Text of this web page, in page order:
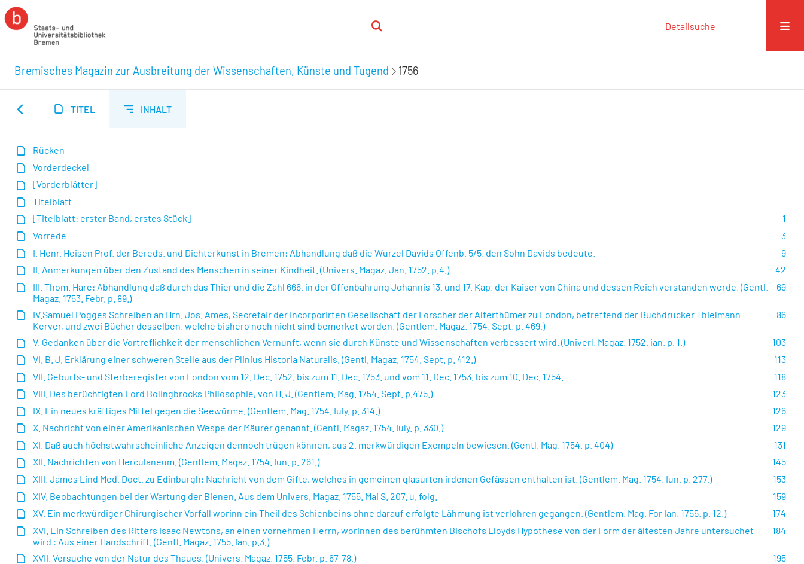
Detailsuche
Bremisches Magazin zur Ausbreitung der Wissenschaften, Künste und Tugend 1756
TITEL INHALT
Rücken
Vorderdeckel
[Vorderblätter]
Titelblatt
1
[Titelblatt: erster Band, erstes Stück]
3
Vorrede
9
I. Henr. Heisen Prof. der Bereds. und Dichterkunst in Bremen: Abhandlung daß die Wurzel Davids Offenb. 5/5. den Sohn Davids bedeute.
42
II. Anmerkungen über den Zustand des Menschen in seiner Kindheit. (Univers. Magaz. Jan. 1752. p.4.)
69
III. Thom. Hare: Abhandlung daß durch das Thier und die Zahl 666. in der Offenbahrung Johannis 13. und 17. Kap. der Kaiser von China und dessen Reich verstanden werde. (Gentl.
Magaz. 1753. Febr. p. 89.)
86
IV.Samuel Pogges Schreiben an Hrn. Jos. Ames, Secretair der incorporirten Gesellschaft der Forscher der Alterthümer zu London, betreffend der Buchdrucker Thielmann
Kerver, und zwei Bücher desselben. welche bishero noch nicht sind bemerket worden. (Gentlem. Magaz. 1754. Sept. p. 469.)
103
V. Gedanken über die Vortreflichkeit der menschlichen Vernunft, wenn sie durch Künste und Wissenschaften verbessert wird. (Univerl. Magaz. 1752. ian. p. 1.)
113
VI. B. J. Erklärung einer schweren Stelle aus der Plinius Historia Naturalis. (Gentl. Magaz. 1754. Sept. p. 412.)
118
VII. Geburts- und Sterberegister von London vom 12. Dec. 1752. bis zum 11. Dec. 1753. und vom 11. Dec. 1753. bis zum 10. Dec. 1754.
123
VIII. Des berüchtigten Lord Bolingbrocks Philosophie, von H. J. (Gentlem. Mag. 1754. Sept. p.475.)
126
IX. Ein neues kräftiges Mittel gegen die Seewürme. (Gentlem. Mag. 1754. Iuly. p. 314.)
129
X. Nachricht von einer Amerikanischen Wespe der Mäurer genannt. (Gentl. Magaz. 1754. Iuly. p. 330.)
131
XI. Daß auch höchstwahrscheinliche Anzeigen dennoch trügen können, aus 2. merkwürdigen Exempeln bewiesen. (Gentl. Mag. 1754. p. 404)
145
XII. Nachrichten von Herculaneum. (Gentlem. Magaz. 1754. Iun. p. 261.)
153
XIII. James Lind Med. Doct. zu Edinburgh: Nachricht von dem Gifte, welches in gemeinen glasurten irdenen Gefässen enthalten ist. (Gentlem. Mag. 1754. Iun. p. 277.)
159
XIV. Beobachtungen bei der Wartung der Bienen. Aus dem Univers. Magaz. 1755. Mai S. 207. u. folg.
174
XV. Ein merkwürdiger Chirurgischer Vorfall worinn ein Theil des Schienbeins ohne darauf erfolgte Lähmung ist verlohren gegangen. (Gentlem. Mag. For Ian. 1755. p. 12.)
184
XVI. Ein Schreiben des Ritters Isaac Newtons, an einen vornehmen Herrn, worinnen des berühmten Bischofs Lloyds Hypothese von der Form der ältesten Jahre untersuchet
wird : Aus einer Handschrift. (Gentl. Magaz. 1755. Ian. p.3.)
195
XVII. Versuche von der Natur des Thaues. (Univers. Magaz. 1755. Febr. p. 67-78.)